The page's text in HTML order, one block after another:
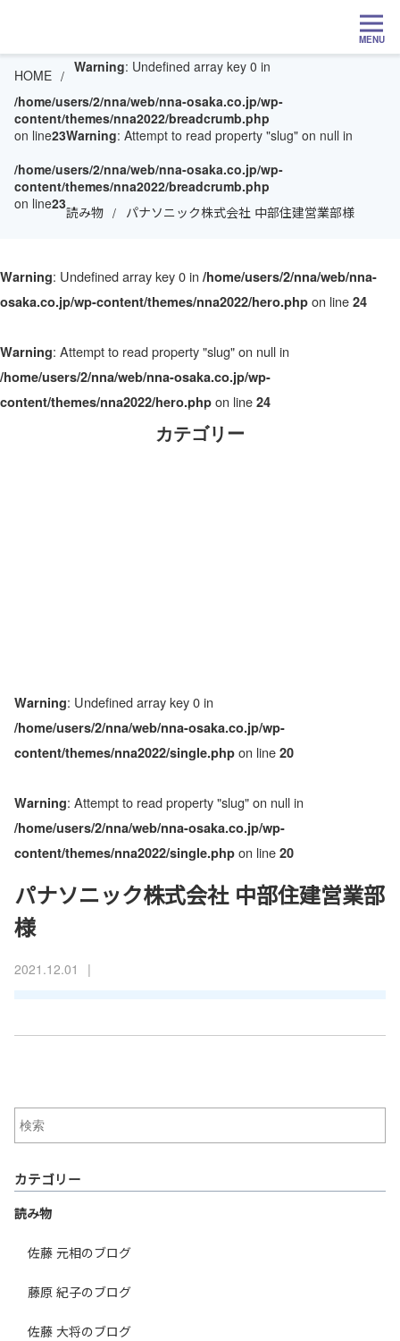
MENU
HOME Warning: Undefined array key 0 in
/home/users/2/nna/web/nna-osaka.co.jp/wp-
content/themes/nna2022/breadcrumb.php
on line23Warning: Attempt to read property "slug" on null in
/home/users/2/nna/web/nna-osaka.co.jp/wp-
content/themes/nna2022/breadcrumb.php
on line23読み物 パナソニック株式会社 中部住建営業部様
Warning: Undefined array key 0 in /home/users/2/nna/web/nna-
osaka.co.jp/wp-content/themes/nna2022/hero.php on line 24
Warning: Attempt to read property "slug" on null in
/home/users/2/nna/web/nna-osaka.co.jp/wp-
content/themes/nna2022/hero.php on line 24
カテゴリー
Warning: Undefined array key 0 in
/home/users/2/nna/web/nna-osaka.co.jp/wp-
content/themes/nna2022/single.php on line 20
Warning: Attempt to read property "slug" on null in
/home/users/2/nna/web/nna-osaka.co.jp/wp-
content/themes/nna2022/single.php on line 20
パナソニック株式会社 中部住建営業部
様
2021.12.01 |
カテゴリー
読み物
佐藤 元相のブログ
藤原 紀子のブログ
佐藤 大将のブログ